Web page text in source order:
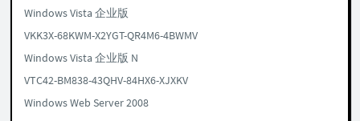
Windows Vista 企业版
VKK3X-68KWM-X2YGT-QR4M6-4BWMV
Windows Vista 企业版 N
VTC42-BM838-43QHV-84HX6-XJXKV
Windows Web Server 2008